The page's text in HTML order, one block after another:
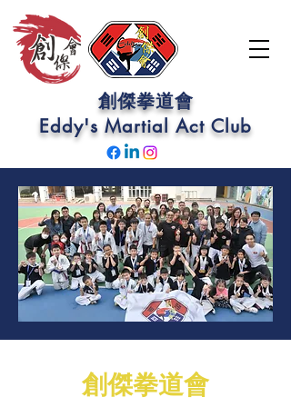
創傑拳道會
Eddy's Martial Act Club
創傑拳道會